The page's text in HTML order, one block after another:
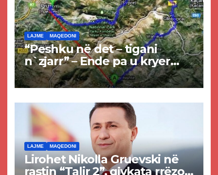
LAJME MAQEDONI
“Peshku në det – tigani
n`zjarr” – Ende pa u kryer
projekti i tunelit, komuna e
Tetovës nis punimet për
LAJME MAQEDONI
Lirohet Nikolla Gruevski në
rastin “Talir 2”, gjykata rrëzon